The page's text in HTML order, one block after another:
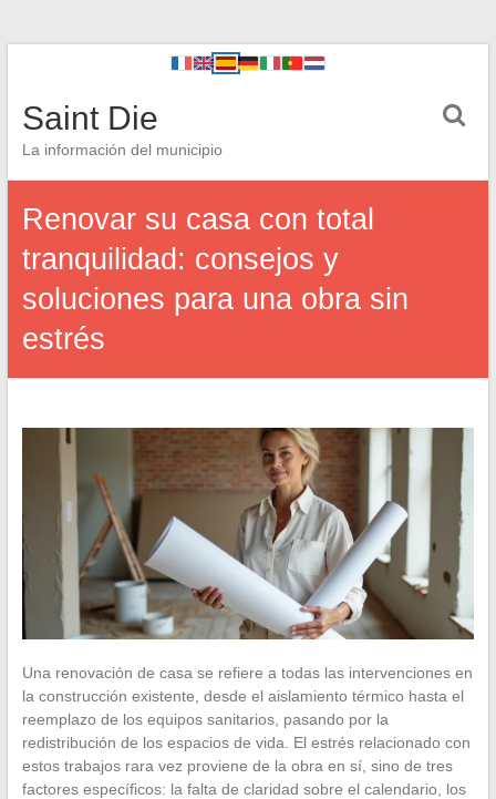
Saint Die
La información del municipio
Renovar su casa con total
tranquilidad: consejos y
soluciones para una obra sin
estrés
Una renovación de casa se refiere a todas las intervenciones en
la construcción existente, desde el aislamiento térmico hasta el
reemplazo de los equipos sanitarios, pasando por la
redistribución de los espacios de vida. El estrés relacionado con
estos trabajos rara vez proviene de la obra en sí, sino de tres
factores específicos: la falta de claridad sobre el calendario, los